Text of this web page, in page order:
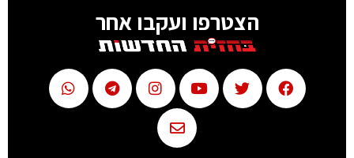
הצטרפו ועקבו אחר